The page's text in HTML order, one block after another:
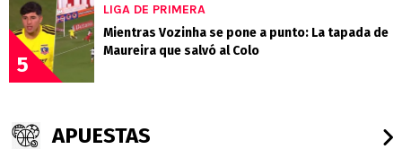
5
LIGA DE PRIMERA
Mientras Vozinha se pone a punto: La tapada de
Maureira que salvó al Colo
APUESTAS